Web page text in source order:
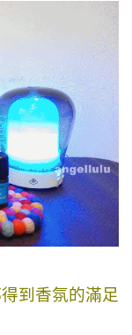
到香氛的滿足